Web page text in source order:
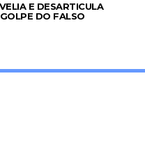
E DESARTICULA
DO FALSO